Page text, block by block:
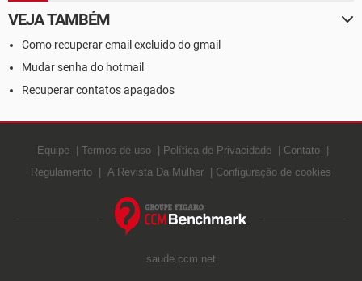
VEJA TAMBÉM
Como recuperar email excluido do gmail
Mudar senha do hotmail
Recuperar contatos apagados
Equipe Termos de uso Política de Privacidade
Contato
Regulamento
A Revista Da Mulher Configuração de cookies
saude.ccm.net